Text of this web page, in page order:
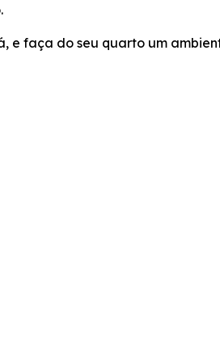
e faça do seu quarto um